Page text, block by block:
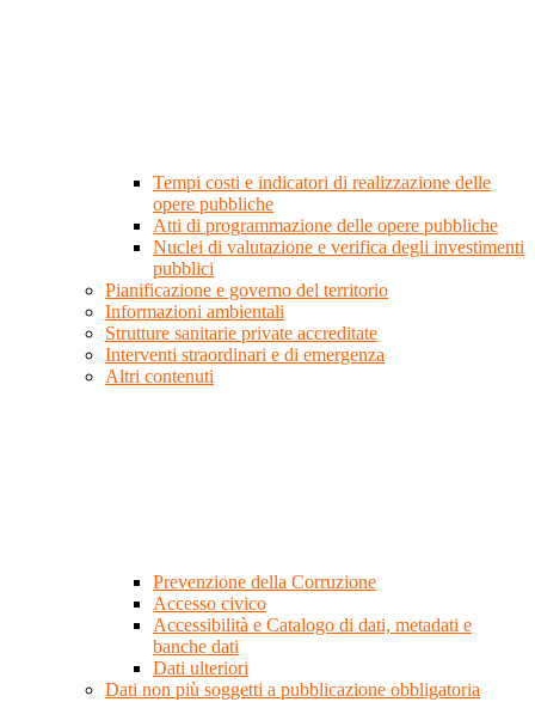
Tempi costi e indicatori di realizzazione delle
opere pubbliche
Atti di programmazione delle opere pubbliche
Nuclei di valutazione e verifica degli investimenti
pubblici
Pianificazione e governo del territorio
Informazioni ambientali
Strutture sanitarie private accreditate
Interventi straordinari e di emergenza
Altri contenuti
Prevenzione della Corruzione
Accesso civico
Accessibilità e Catalogo di dati, metadati e
banche dati
Dati ulteriori
Dati non più soggetti a pubblicazione obbligatoria